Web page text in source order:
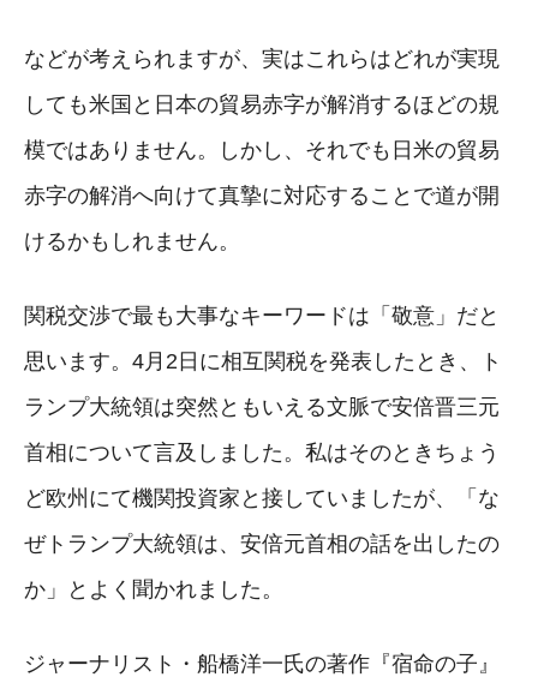
などが考えられますが、実はこれらはどれが実現
しても米国と日本の貿易赤字が解消するほどの規
模ではありません。しかし、それでも日米の貿易
赤字の解消へ向けて真摯に対応することで道が開
けるかもしれません。
関税交渉で最も大事なキーワードは「敬意」だと
思います。4月2日に相互関税を発表したとき、ト
ランプ大統領は突然ともいえる文脈で安倍晋三元
首相について言及しました。私はそのときちょう
ど欧州にて機関投資家と接していましたが、「な
ぜトランプ大統領は、安倍元首相の話を出したの
か」とよく聞かれました。
ジャーナリスト・船橋洋一氏の著作『宿命の子』